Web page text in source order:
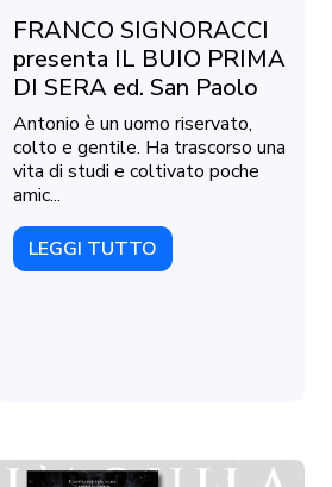
FRANCO SIGNORACCI
presenta IL BUIO PRIMA
DI SERA ed. San Paolo
Antonio è un uomo riservato,
colto e gentile. Ha trascorso una
vita di studi e coltivato poche
amic...
LEGGI TUTTO